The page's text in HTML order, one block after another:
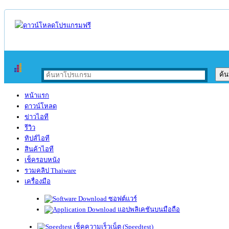
หน้าแรก
ดาวน์โหลด
ข่าวไอที
รีวิว
ทิปส์ไอที
สินค้าไอที
เช็ครอบหนัง
รวมคลิป Thaiware
เครื่องมือ
ซอฟต์แวร์
แอปพลิเคชันบนมือถือ
เช็คความเร็วเน็ต (Speedtest)